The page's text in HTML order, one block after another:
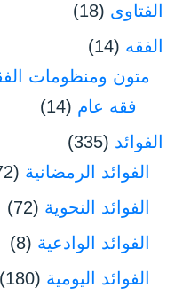
الفتاوى (18)
الفقه (14)
متون ومنظومات
فقه عام (14)
الفوائد (335)
الفوائد الرمضانية (72)
الفوائد النحوية (72)
الفوائد الوادعية (8)
الفوائد اليومية (180)